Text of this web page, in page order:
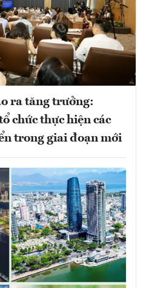
ra tăng trưởng:
chức thực hiện các
trong giai đoạn mới